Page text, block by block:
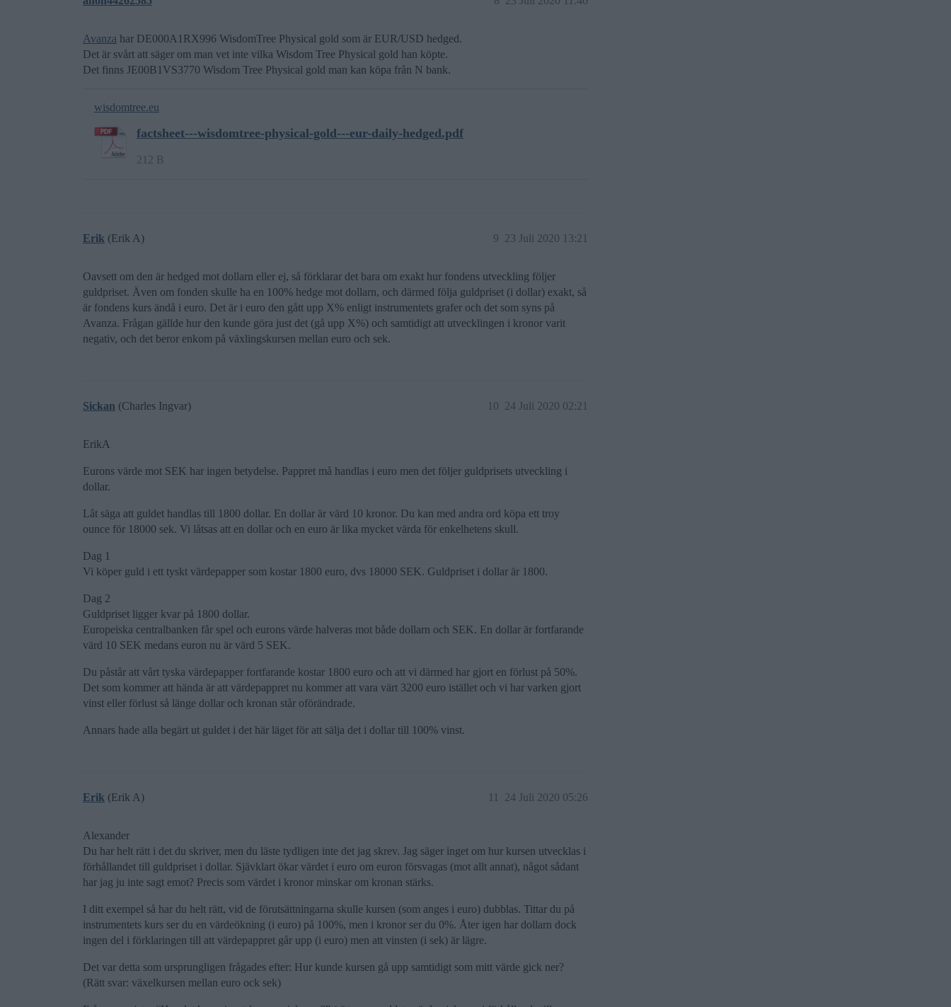
Avanza har DE000A1RX996 WisdomTree Physical gold som är EUR/USD hedged.
Det är svårt att säger om man vet inte vilka Wisdom Tree Physical gold han köpte.
Det finns JE00B1VS3770 Wisdom Tree Physical gold man kan köpa från N bank.
wisdomtree.eu
factsheet---wisdomtree-physical-gold---eur-daily-hedged.pdf
212 B
Erik (Erik A) 23 Juli 2020 13:21
9
Oavsett om den är hedged mot dollarn eller ej, så förklarar det bara om exakt hur fondens utveckling följer
guldpriset. Även om fonden skulle ha en 100% hedge mot dollarn, och därmed följa guldpriset (i dollar) exakt, så
är fondens kurs ändå i euro. Det är i euro den gått upp X% enligt instrumentets grafer och det som syns på
Avanza. Frågan gällde hur den kunde göra just det (gå upp X%) och samtidigt att utvecklingen i kronor varit
negativ, och det beror enkom på växlingskursen mellan euro och sek.
Sickan (Charles Ingvar) 24 Juli 2020 02:21
10
ErikA
Eurons värde mot SEK har ingen betydelse. Pappret må handlas i euro men det följer guldprisets utveckling i
dollar.
Låt säga att guldet handlas till 1800 dollar. En dollar är värd 10 kronor. Du kan med andra ord köpa ett troy
ounce för 18000 sek. Vi låtsas att en dollar och en euro är lika mycket värda för enkelhetens skull.
Dag 1
Vi köper guld i ett tyskt värdepapper som kostar 1800 euro, dvs 18000 SEK. Guldpriset i dollar är 1800.
Dag 2
Guldpriset ligger kvar på 1800 dollar.
Europeiska centralbanken får spel och eurons värde halveras mot både dollarn och SEK. En dollar är fortfarande
värd 10 SEK medans euron nu är värd 5 SEK.
Du påstår att vårt tyska värdepapper fortfarande kostar 1800 euro och att vi därmed har gjort en förlust på 50%.
Det som kommer att hända är att värdepappret nu kommer att vara värt 3200 euro istället och vi har varken gjort
vinst eller förlust så länge dollar och kronan står oförändrade.
Annars hade alla begärt ut guldet i det här läget för att sälja det i dollar till 100% vinst.
Erik (Erik A) 24 Juli 2020 05:26
11
Alexander
Du har helt rätt i det du skriver, men du läste tydligen inte det jag skrev. Jag säger inget om hur kursen utvecklas i
förhållandet till guldpriset i dollar. Sjävklart ökar värdet i euro om euron försvagas (mot allt annat), något sådant
har jag ju inte sagt emot? Precis som värdet i kronor minskar om kronan stärks.
I ditt exempel så har du helt rätt, vid de förutsättningarna skulle kursen (som anges i euro) dubblas. Tittar du på
instrumentets kurs ser du en värdeökning (i euro) på 100%, men i kronor ser du 0%. Åter igen har dollarn dock
ingen del i förklaringen till att värdepappret går upp (i euro) men att vinsten (i sek) är lägre.
Det var detta som ursprungligen frågades efter: Hur kunde kursen gå upp samtidigt som mitt värde gick ner?
(Rätt svar: växelkursen mellan euro ock sek)